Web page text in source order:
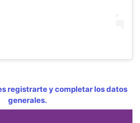
registrarte y completar los datos
generales.